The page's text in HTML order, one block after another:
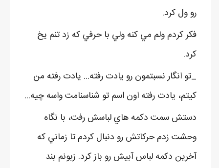
رو ول کرد.
فکر کردم ولم مي کنه ولي با حرفي که زد تنم يخ
کرد.
_تو انگار نسبتمون رو يادت رفته... يادت رفته من
کيتم، يادت رفته اون اسم تو شناسنامت واسه چيه...
دستش سمت دکمه هاي لباسش رفت، با نگاه
وحشت زدم حرکاتش رو دنبال کردم تا زماني که
آخرين دکمه لباس آبيش رو باز کرد. زبونم بند